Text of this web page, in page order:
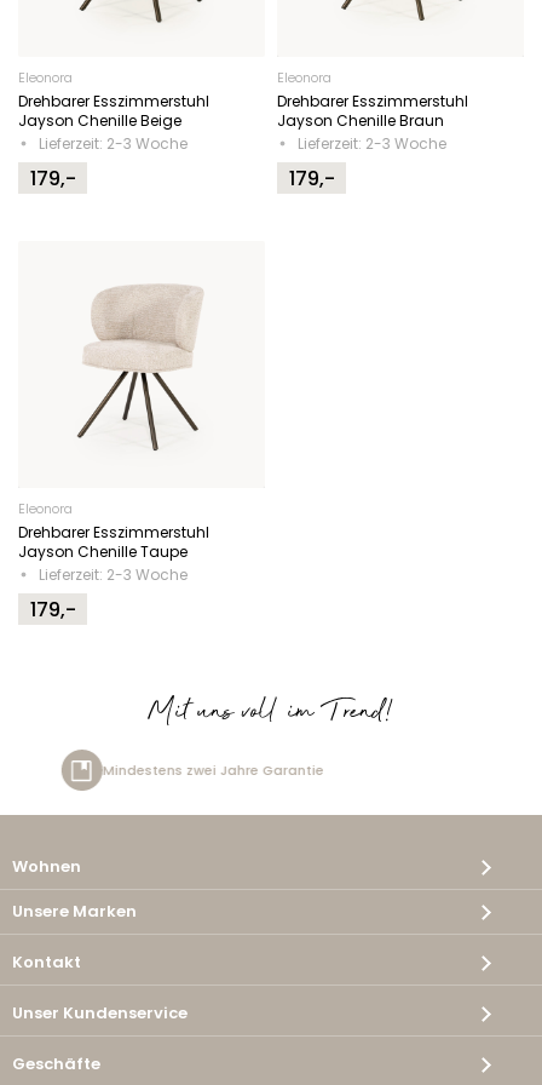
Eleonora
Drehbarer Esszimmerstuhl
Jayson Chenille Beige
Lieferzeit: 2-3 Woche
179,-
Eleonora
Drehbarer Esszimmerstuhl
Jayson Chenille Braun
Lieferzeit: 2-3 Woche
179,-
Eleonora
Drehbarer Esszimmerstuhl
Jayson Chenille Taupe
Lieferzeit: 2-3 Woche
179,-
Mit uns voll im Trend!
Garantie
Wohnen
Unsere Marken
Kontakt
Unser Kundenservice
Geschäfte